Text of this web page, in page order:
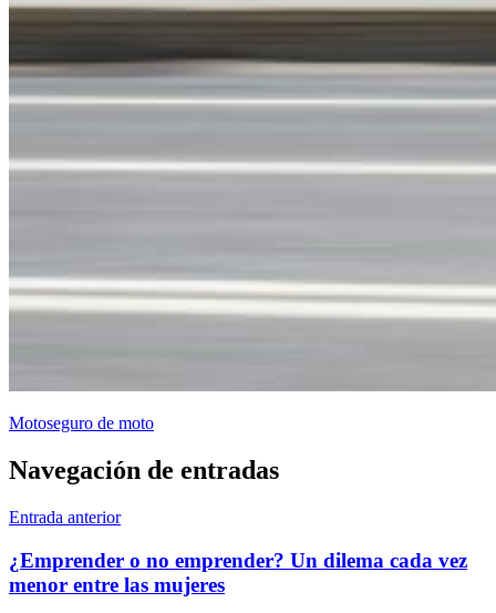
Motoseguro de moto
Navegación de entradas
Entrada anterior
¿Emprender o no emprender? Un dilema cada vez
menor entre las mujeres